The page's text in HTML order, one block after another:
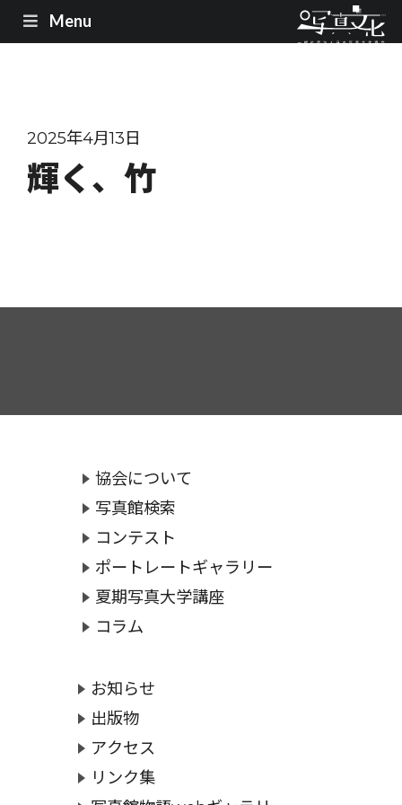
Menu
2025年4月13日
輝く、竹
協会について
写真館検索
コンテスト
ポートレートギャラリー
夏期写真大学講座
コラム
お知らせ
出版物
アクセス
リンク集